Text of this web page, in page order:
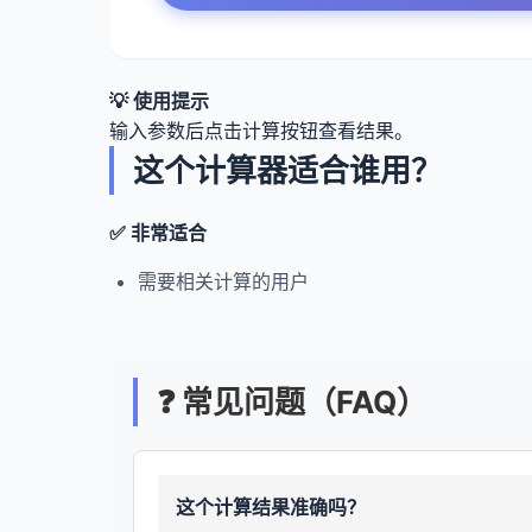
💡 使用提示
输入参数后点击计算按钮查看结果。
这个计算器适合谁用？
✅ 非常适合
需要相关计算的用户
❓ 常见问题（FAQ）
这个计算结果准确吗？